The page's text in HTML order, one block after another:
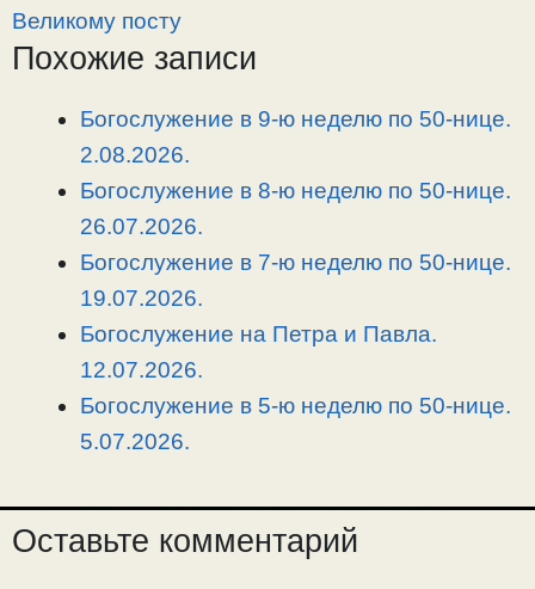
y
L
e
g
a
e
b
р
а
Великому посту
Похожие записи
Богослужение в 9-ю неделю по 50-нице.
2.08.2026.
Богослужение в 8-ю неделю по 50-нице.
26.07.2026.
Богослужение в 7-ю неделю по 50-нице.
19.07.2026.
Богослужение на Петра и Павла.
12.07.2026.
Богослужение в 5-ю неделю по 50-нице.
5.07.2026.
Оставьте комментарий